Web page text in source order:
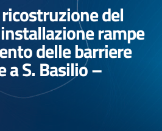
del
rampe
delle barriere
S. Basilio –